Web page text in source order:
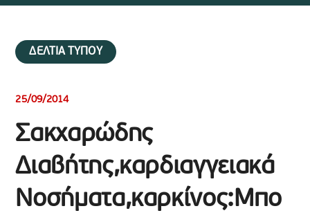
ΔΕΛΤΙΑ ΤΥΠΟΥ
25/09/2014
Σακχαρώδης
Διαβήτης,καρδιαγγειακά
Νοσήματα,καρκίνος:Μπο